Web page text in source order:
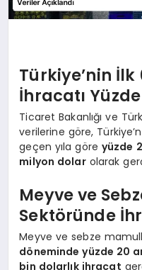
Türkiye’nin
İhracatı
Ticaret Bakanlığı ve
verilerine göre,
geçen yıla göre yüzde
milyon dolarolarak
Meyve ve
Sektöründe
Meyve ve sebze
döneminde yüzde 20
bin dolarlık ihracat